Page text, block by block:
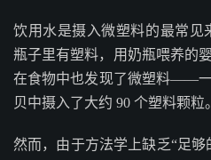
饮用水是摄入微塑料的最常见
瓶子里有塑料，用奶瓶喂养的
在食物中也发现了微塑料——
贝中摄入了大约 90 个塑料颗粒。
然而，由于方法学上缺乏“足